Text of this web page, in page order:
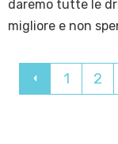
daremo tutte le
migliore e non
1 2